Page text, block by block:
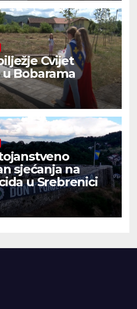
Cvijet
Bobarama
sjećanja na
u Srebrenici